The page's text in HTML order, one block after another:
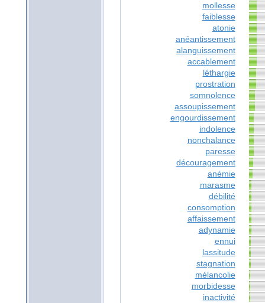
mollesse
faiblesse
atonie
anéantissement
alanguissement
accablement
léthargie
prostration
somnolence
assoupissement
engourdissement
indolence
nonchalance
paresse
découragement
anémie
marasme
débilité
consomption
affaissement
adynamie
ennui
lassitude
stagnation
mélancolie
morbidesse
inactivité